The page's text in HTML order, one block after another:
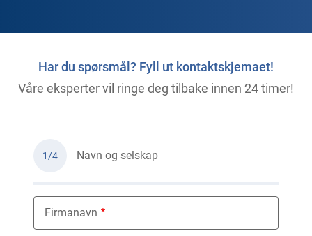
Har du spørsmål? Fyll ut kontaktskjemaet!
Våre eksperter vil ringe deg tilbake innen 24 timer!
1/4 Navn og selskap
Firmanavn